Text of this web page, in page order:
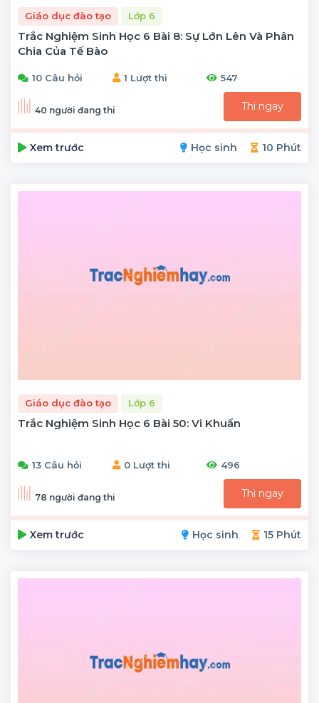
Giáo dục đào tạo Lớp 6
Trắc Nghiệm Sinh Học 6 Bài 8: Sự Lớn Lên Và Phân
Chia Của Tế Bào
10 Câu hỏi 1 Lượt thi 547
40 người đang thi Thi ngay
Xem trước Học sinh 10 Phút
Giáo dục đào tạo Lớp 6
Trắc Nghiệm Sinh Học 6 Bài 50: Vi Khuẩn
13 Câu hỏi 0 Lượt thi 496
78 người đang thi Thi ngay
Xem trước Học sinh 15 Phút